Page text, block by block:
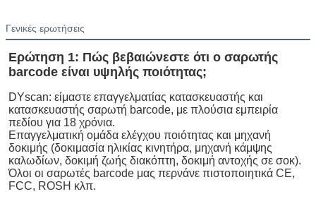
Γενικές ερωτήσεις
Ερώτηση 1: Πώς βεβαιώνεστε ότι ο σαρωτής
barcode είναι υψηλής ποιότητας;
DYscan: είμαστε επαγγελματίας κατασκευαστής και
κατασκευαστής σαρωτή barcode, με πλούσια εμπειρία
πεδίου για 18 χρόνια.
Επαγγελματική ομάδα ελέγχου ποιότητας και μηχανή
δοκιμής (δοκιμασία ηλικίας κινητήρα, μηχανή κάμψης
καλωδίων, δοκιμή ζωής διακόπτη, δοκιμή αντοχής σε σοκ).
Όλοι οι σαρωτές barcode μας περνάνε πιστοποιητικά CE,
FCC, ROSH κλπ.